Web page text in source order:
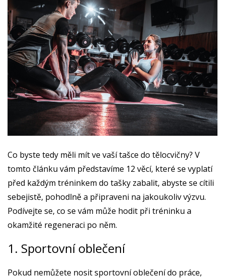
Co byste tedy měli mít ve vaší tašce do tělocvičny? V
tomto článku vám představíme 12 věcí, které se vyplatí
před každým tréninkem do tašky zabalit, abyste se cítili
sebejistě, pohodlně a připraveni na jakoukoliv výzvu.
Podívejte se, co se vám může hodit při tréninku a
okamžité regeneraci po něm.
1. Sportovní oblečení
Pokud nemůžete nosit sportovní oblečení do práce,